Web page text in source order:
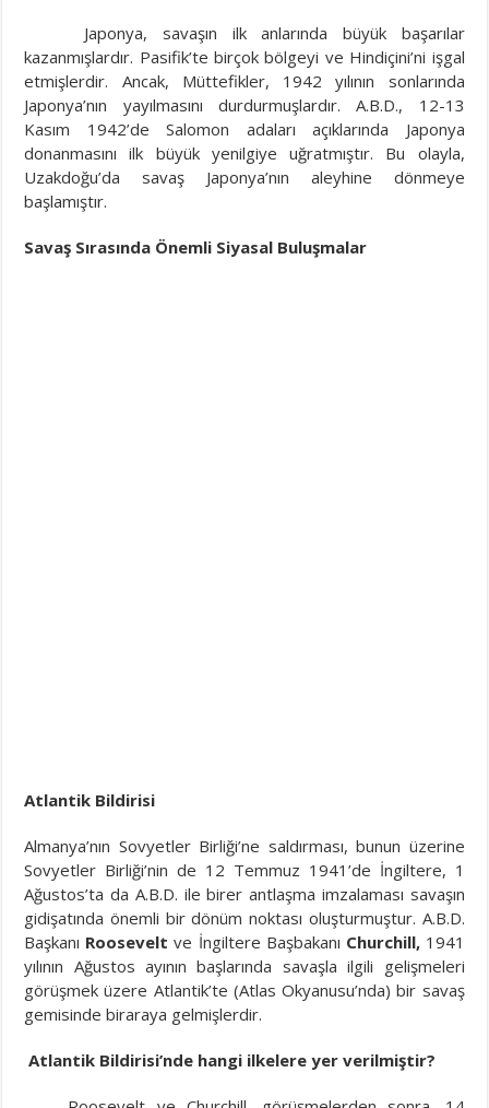
Japonya, savaşın ilk anlarında büyük başarılar
kazanmışlardır. Pasifik’te birçok bölgeyi ve Hindiçini’ni işgal
etmişlerdir. Ancak, Müttefikler, 1942 yılının sonlarında
Japonya’nın yayılmasını durdurmuşlardır. A.B.D., 12-13
Kasım 1942’de Salomon adaları açıklarında Japonya
donanmasını ilk büyük yenilgiye uğratmıştır. Bu olayla,
Uzakdoğu’da savaş Japonya’nın aleyhine dönmeye
başlamıştır.
Savaş Sırasında Önemli Siyasal Buluşmalar
Atlantik Bildirisi
Almanya’nın Sovyetler Birliği’ne saldırması, bunun üzerine
Sovyetler Birliği’nin de 12 Temmuz 1941’de İngiltere, 1
Ağustos’ta da A.B.D. ile birer antlaşma imzalaması savaşın
gidişatında önemli bir dönüm noktası oluşturmuştur. A.B.D.
Başkanı Roosevelt ve İngiltere Başbakanı Churchill,1941
yılının Ağustos ayının başlarında savaşla ilgili gelişmeleri
görüşmek üzere Atlantik’te (Atlas Okyanusu’nda) bir savaş
gemisinde biraraya gelmişlerdir.
Atlantik Bildirisi’nde hangi ilkelere yer verilmiştir?